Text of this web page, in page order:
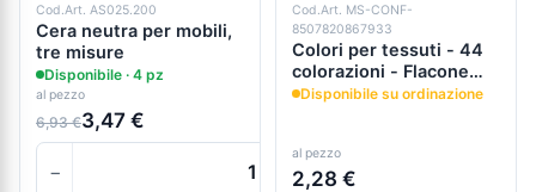
Cod.Art. AS025.200
Cera neutra per mobili,
tre misure
Disponibile · 4 pz
al pezzo
6,93 €3,47 €
−
Cod.Art. MS-CONF-
8507820867933
Colori per tessuti - 44
colorazioni - Flacone
ml.65
Disponibile su ordinazione
al pezzo
2,28 €